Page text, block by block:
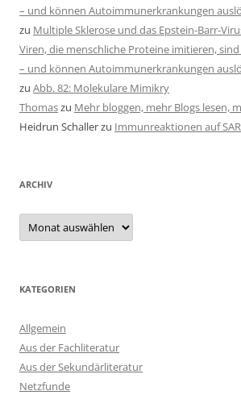
– und können Autoimmunerkrankungen
zu Multiple Sklerose und das Epstein-Barr-
Viren, die menschliche Proteine imitieren,
– und können Autoimmunerkrankungen
zu Abb. 82: Molekulare Mimikry
Thomaszu Mehr bloggen, mehr Blogs lesen,
Heidrun Schallerzu Immunreaktionen auf
ARCHIV
Archiv
KATEGORIEN
Allgemein
Aus der Fachliteratur
Aus der Sekundärliteratur
Netzfunde